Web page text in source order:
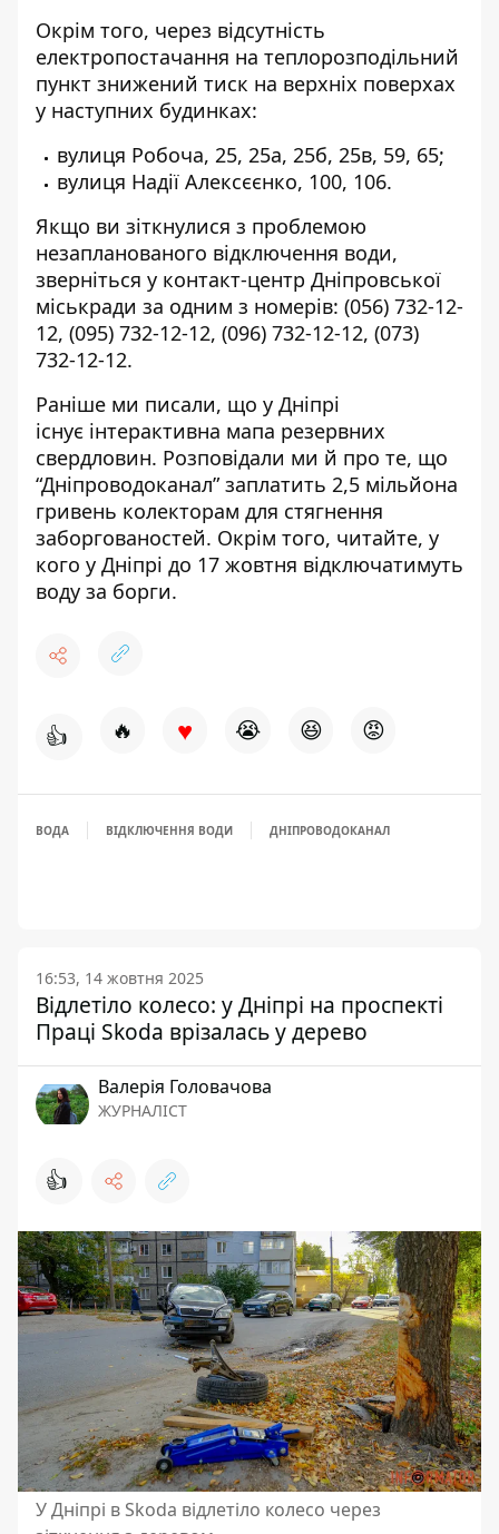
Окрім того, через відсутність
електропостачання на теплорозподільний
пункт знижений тиск на верхніх поверхах
у наступних будинках:
вулиця Робоча, 25, 25а, 25б, 25в, 59, 65;
вулиця Надії Алексєєнко, 100, 106.
Якщо ви зіткнулися з проблемою
незапланованого відключення води,
зверніться у контакт-центр Дніпровської
міськради за одним з номерів: (056) 732-12-
12, (095) 732-12-12, (096) 732-12-12, (073)
732-12-12.
Раніше ми писали, що у Дніпрі
існує інтерактивна мапа резервних
свердловин. Розповідали ми й про те, що
“Дніпроводоканал”заплатить 2,5 мільйона
гривень колекторам для стягнення
заборгованостей. Окрім того, читайте, у
кого у Дніпрі до 17 жовтня відключатимуть
воду за борги.
👍 🔥 ♥ 😭 😆 😡
ВОДА ВІДКЛЮЧЕННЯ ВОДИ ДНІПРОВОДОКАНАЛ
16:53, 14 жовтня 2025
Відлетіло колесо: у Дніпрі на проспекті
Праці Skoda врізалась у дерево
Валерія Головачова
ЖУРНАЛІСТ
👍
У Дніпрі в Skoda відлетіло колесо через